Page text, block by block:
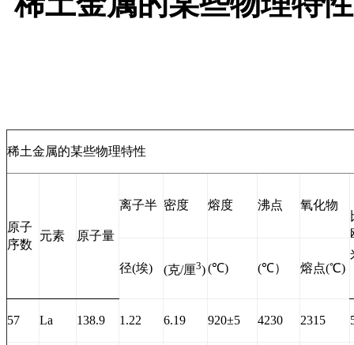
稀土金属的某些物理特性
原子
序数
元素 原子量
离子半 密度 熔度 沸点
氧化物
径(埃)
(克/厘3)(℃) (℃） 熔点(℃)
57 La 138.9 1.22 6.19 920±5 4230 2315